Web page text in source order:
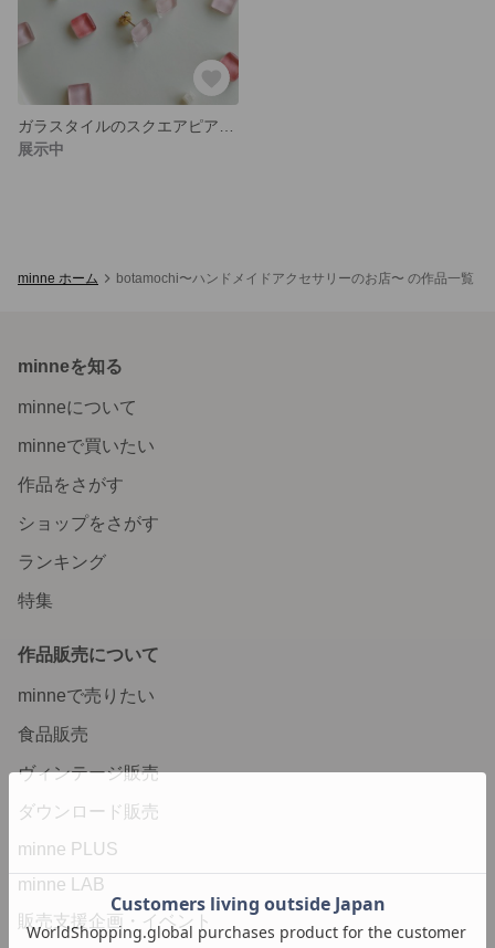
展示中
minne ホーム botamochi〜ハンドメイドアクセサリーのお店〜 の作品一覧
minneを知る
minneについて
minneで買いたい
作品をさがす
ショップをさがす
ランキング
特集
作品販売について
minneで売りたい
食品販売
ヴィンテージ販売
ダウンロード販売
minne PLUS
minne LAB
販売支援企画・イベント